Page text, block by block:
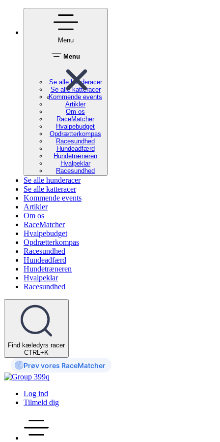
Menu
Menu
Se alle hunderacer
Se alle katteracer
Kommende events
Artikler
Om os
RaceMatcher
Hvalpebudget
Opdrætterkompas
Racesundhed
Hundeadfærd
Hundetræneren
Hvalpeklar
Racesundhed
Se alle hunderacer
Se alle katteracer
Kommende events
Artikler
Om os
RaceMatcher
Hvalpebudget
Opdrætterkompas
Racesundhed
Hundeadfærd
Hundetræneren
Hvalpeklar
Racesundhed
Find kæledyrs racer
CTRL+K
Prøv vores RaceMatcher
Log ind
Tilmeld dig